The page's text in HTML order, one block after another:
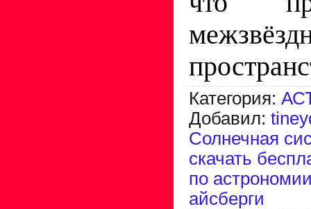
Категория:
Добавил:
Солнечная
скачать
по
айсберги